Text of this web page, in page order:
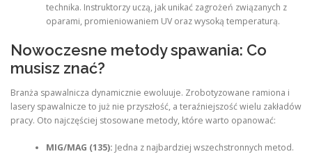
technika. Instruktorzy uczą, jak unikać zagrożeń związanych z
oparami, promieniowaniem UV oraz wysoką temperaturą.
Nowoczesne metody spawania: Co
musisz znać?
Branża spawalnicza dynamicznie ewoluuje. Zrobotyzowane ramiona i
lasery spawalnicze to już nie przyszłość, a teraźniejszość wielu zakładów
pracy. Oto najczęściej stosowane metody, które warto opanować:
MIG/MAG (135): Jedna z najbardziej wszechstronnych metod.